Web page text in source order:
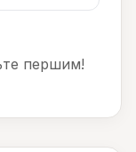
першим!